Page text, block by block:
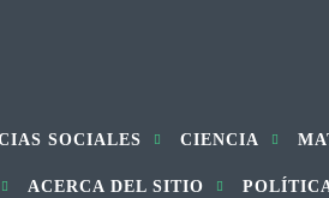
SOCIALES CIENCIA
ACERCA DEL SITIO